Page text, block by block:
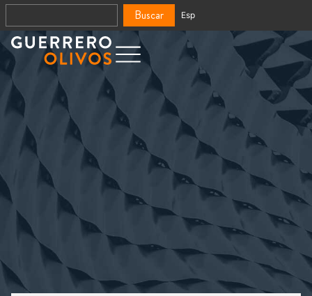
Buscar Esp